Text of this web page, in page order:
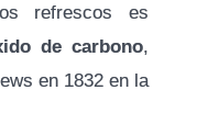
refrescos es
de carbono,
en 1832 en la